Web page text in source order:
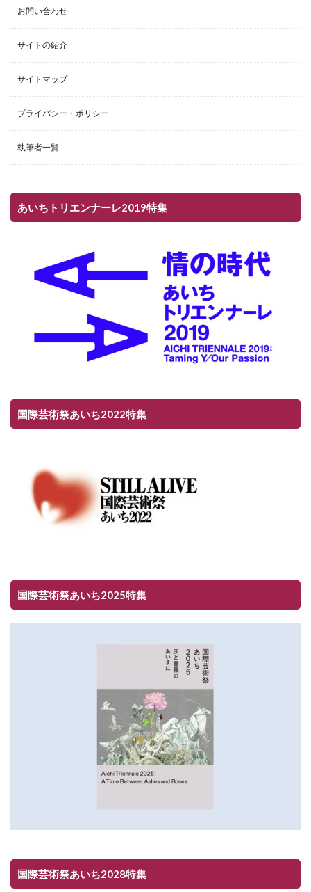
お問い合わせ
サイトの紹介
サイトマップ
プライバシー・ポリシー
執筆者一覧
あいちトリエンナーレ2019特集
国際芸術祭あいち2022特集
国際芸術祭あいち2025特集
国際芸術祭あいち2028特集